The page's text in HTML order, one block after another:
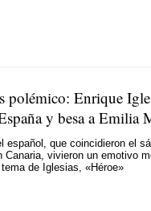
polémico: Enrique
y besa a Emilia
español, que coincidieron el
Canaria, vivieron un emotivo
de Iglesias, «Héroe»